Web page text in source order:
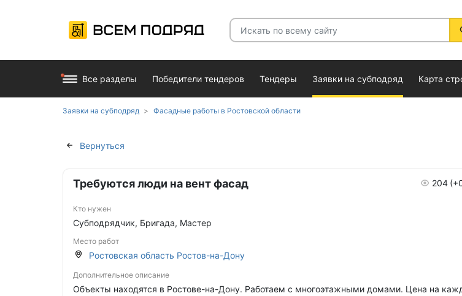
Все разделы Победители тендеров Тендеры Заявки на субподряд Карта
Заявки на субподряд Фасадные работы в Ростовской области
Вернуться
Требуются люди на вент фасад 204
Кто нужен
Субподрядчик, Бригада, Мастер
Место работ
Ростовская область Ростов-на-Дону
Дополнительное описание
Объекты находятся в Ростове-на-Дону. Работаем с многоэтажными домами. Цена на